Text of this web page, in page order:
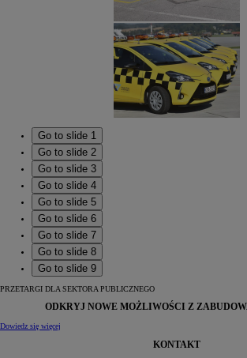
Go to slide 1
Go to slide 2
Go to slide 3
Go to slide 4
Go to slide 5
Go to slide 6
Go to slide 7
Go to slide 8
Go to slide 9
PRZETARGI DLA SEKTORA PUBLICZNEGO
ODKRYJ NOWE MOŻLIWOŚCI Z
Dowiedz się więcej
KONTAKT